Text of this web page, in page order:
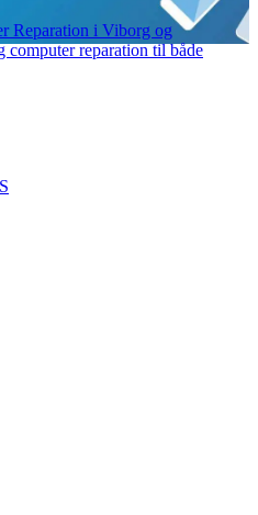
Reparation i Viborg og
computer reparation til både